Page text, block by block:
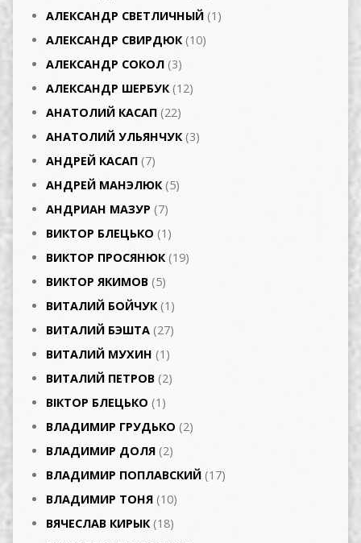
АЛЕКСАНДР СВЕТЛИЧНЫЙ (1)
АЛЕКСАНДР СВИРДЮК(10)
АЛЕКСАНДР СОКОЛ (3)
АЛЕКСАНДР ШЕРБУК(12)
АНАТОЛИЙ КАСАП (22)
АНАТОЛИЙ УЛЬЯНЧУК(3)
АНДРЕЙ КАСАП (7)
АНДРЕЙ МАНЭЛЮК(5)
АНДРИАН МАЗУР (7)
ВИКТОР БЛЕЦЬКО (1)
ВИКТОР ПРОСЯНЮК(19)
ВИКТОР ЯКИМОВ (5)
ВИТАЛИЙ БОЙЧУК(1)
ВИТАЛИЙ БЭШТА (27)
ВИТАЛИЙ МУХИН (1)
ВИТАЛИЙ ПЕТРОВ (2)
ВІКТОР БЛЕЦЬКО (1)
ВЛАДИМИР ГРУДЬКО (2)
ВЛАДИМИР ДОЛЯ (2)
ВЛАДИМИР ПОПЛАВСКИЙ (17)
ВЛАДИМИР ТОНЯ (10)
ВЯЧЕСЛАВ КИРЫК(18)